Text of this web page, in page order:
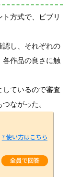
方式で、ビブリ
認し、それぞれの
作品の良さに触
ているので審査
ながった。